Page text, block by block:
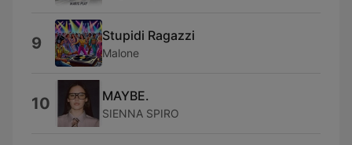
9 Stupidi Ragazzi
Malone
10 MAYBE.
SIENNA SPIRO